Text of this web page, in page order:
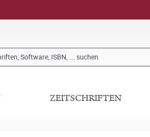
ZEITSCHRIFTEN